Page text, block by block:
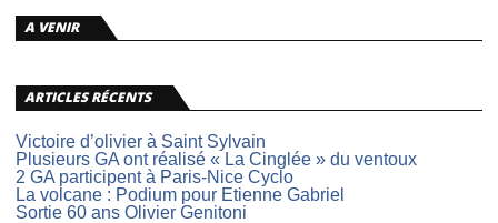
A VENIR
ARTICLES RÉCENTS
Victoire d’olivier à Saint Sylvain
Plusieurs GA ont réalisé « La Cinglée » du ventoux
2 GA participent à Paris-Nice Cyclo
La volcane : Podium pour Etienne Gabriel
Sortie 60 ans Olivier Genitoni